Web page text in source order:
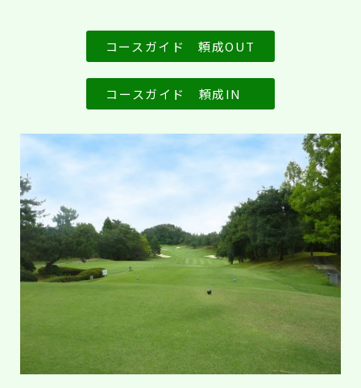
コースガイド 頼成OUT
コースガイド 頼成IN